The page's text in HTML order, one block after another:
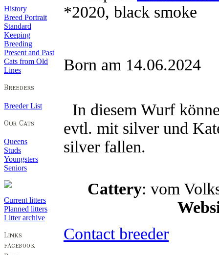
History
Breed Portrait
Standard
Keeping
Breeding
Present and Past
Cats from Old
Lines
Breeder List
Queens
Studs
Youngsters
Seniors
Current litters
Planned litters
Litter archive
*2020, black smoke
Born am
In diesem Wurf
evtl. mit silver und
silver fallen.
Cattery: vom
Contact breeder